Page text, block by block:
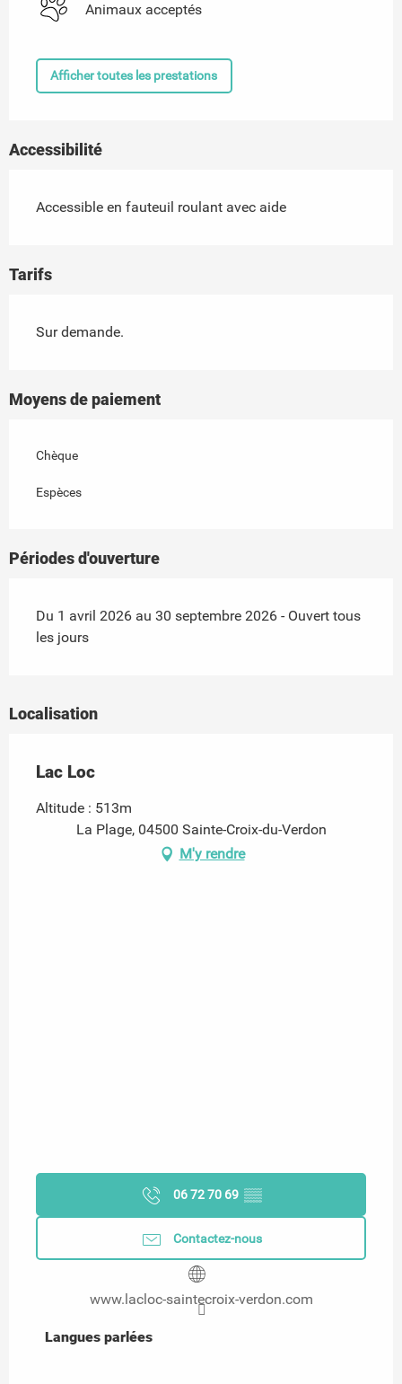
Animaux acceptés
Afficher toutes les prestations
Accessibilité
Accessible en fauteuil roulant avec aide
Tarifs
Sur demande.
Moyens de paiement
Chèque
Espèces
Périodes d'ouverture
Du 1 avril 2026 au 30 septembre 2026 - Ouvert tous
les jours
Localisation
Lac Loc
Altitude : 513m
La Plage, 04500 Sainte-Croix-du-Verdon
M'y rendre
06 72 70 69 ▒▒
Contactez-nous
www.lacloc-saintecroix-verdon.com
Langues parlées
Langues parlées